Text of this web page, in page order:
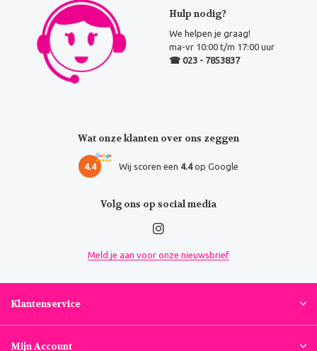
Hulp nodig?
We helpen je graag!
ma-vr 10:00 t/m 17:00 uur
☎ 023 - 7853837
Wat onze klanten over ons zeggen
4.4 Wij scoren een 4.4op Google
Volg ons op social media
Meld je aan voor onze nieuwsbrief
Klantenservice
Mijn Account